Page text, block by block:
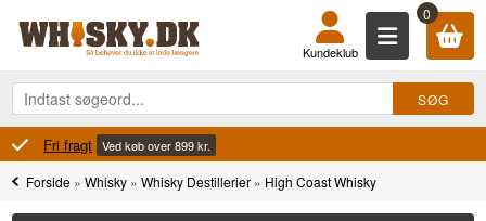
0
Kundeklub
100% Danskejet Ejet og drevet i Danmark
Forside »Whisky »Whisky Destillerier » High Coast Whisky